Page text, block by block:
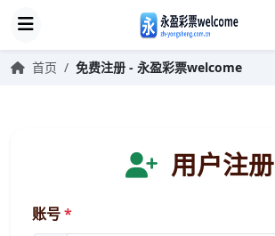
首页 / 免费注册 - 永盈彩票welcome
用户注册
账号*